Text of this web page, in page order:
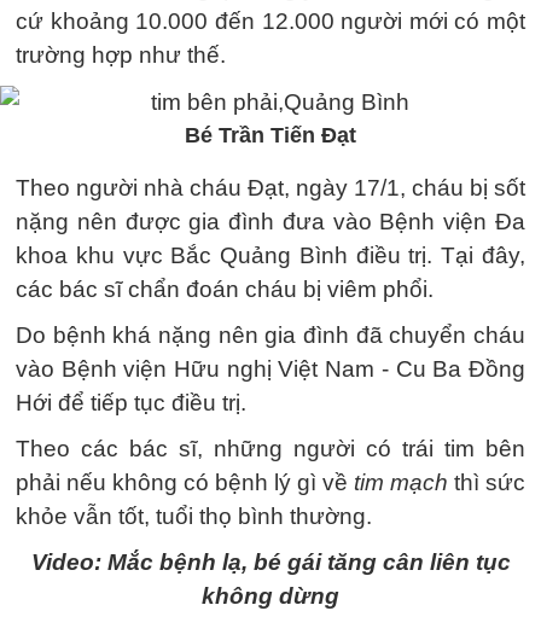
cứ khoảng 10.000 đến 12.000 người mới có một
trường hợp như thế.
Bé Trần Tiến Đạt
Theo người nhà cháu Đạt, ngày 17/1, cháu bị sốt
nặng nên được gia đình đưa vào Bệnh viện Đa
khoa khu vực Bắc Quảng Bình điều trị. Tại đây,
các bác sĩ chẩn đoán cháu bị viêm phổi.
Do bệnh khá nặng nên gia đình đã chuyển cháu
vào Bệnh viện Hữu nghị Việt Nam - Cu Ba Đồng
Hới để tiếp tục điều trị.
Theo các bác sĩ, những người có trái tim bên
phải nếu không có bệnh lý gì về tim mạch thì sức
khỏe vẫn tốt, tuổi thọ bình thường.
Video: Mắc bệnh lạ, bé gái tăng cân liên tục
không dừng